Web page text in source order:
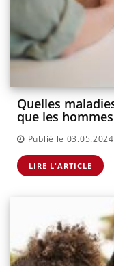
Quelles
que les
Publié le 03.05.2024
LIRE L'ARTICLE